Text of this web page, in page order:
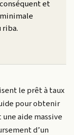
et
le prêt à taux
pour obtenir
aide massive
d’un